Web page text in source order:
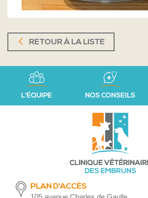
RETOUR À LA LISTE
L'ÉQUIPE NOS CONSEILS
PLAN D'ACCÈS